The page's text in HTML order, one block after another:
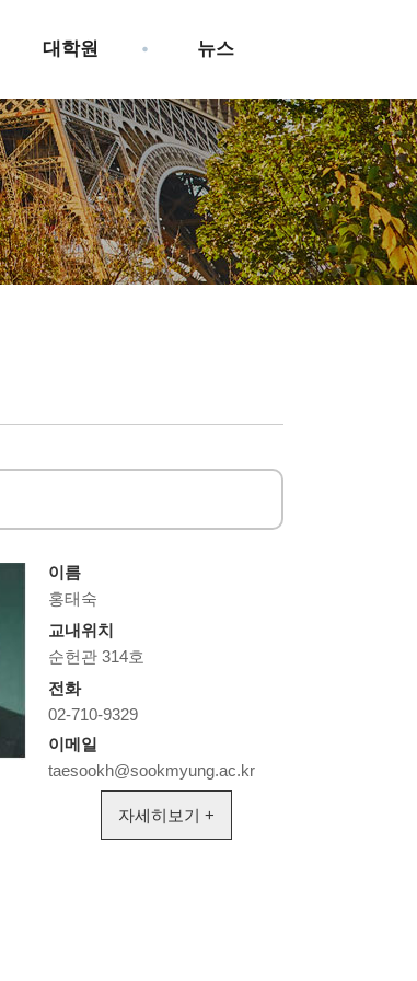
대학원 뉴스
이름
홍태숙
교내위치
순헌관 314호
전화
02-710-9329
이메일
taesookh@sookmyung.ac.kr
자세히보기 +